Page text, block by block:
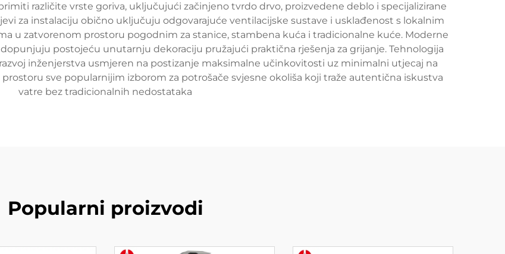
različite vrste goriva, uključujući začinjeno tvrdo drvo, proizvedene deblo i specijalizirane
za instalaciju obično uključuju odgovarajuće ventilacijske sustave i usklađenost s lokalnim
u zatvorenom prostoru pogodnim za stanice, stambena kuća i tradicionalne kuće. Moderne
postojeću unutarnju dekoraciju pružajući praktična rješenja za grijanje. Tehnologija
inženjerstva usmjeren na postizanje maksimalne učinkovitosti uz minimalni utjecaj na
sve popularnijim izborom za potrošače svjesne okoliša koji traže autentična iskustva
vatre bez tradicionalnih nedostataka
Popularni proizvodi